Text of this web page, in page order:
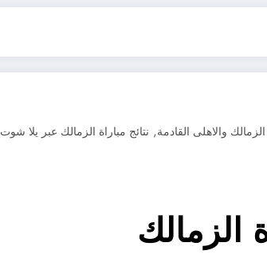
والاهلى القادمة, نتائج مباراة الزمالك عبر يلا شوت
الزمالك